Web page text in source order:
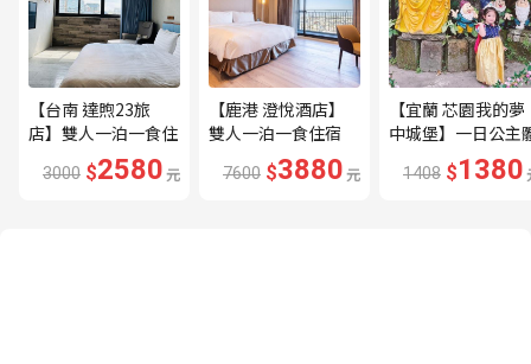
【台南 達煦23旅
店】雙人一泊一食住
宿券---🔥近海安路
商圈🔥
3000 $2580元
【鹿港 澄悅酒店】
雙人一泊一食住宿
券---🔥平日限量升
等家庭房、贈兩小🔥
7600 $3880元
【宜蘭 芯園我的夢
中城堡】一日公主
驗券---🔥含歐式下
午茶及換裝🔥
1408 $1380